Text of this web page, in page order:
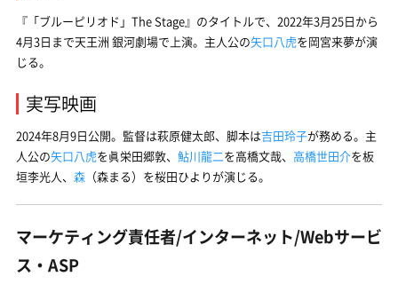
『「ブルーピリオド」The Stage』のタイトルで、2022年3月25日から
4月3日まで天王洲 銀河劇場で上演。主人公の矢口八虎を岡宮来夢が演
じる。
実写映画
2024年8月9日公開。監督は萩原健太郎、脚本は吉田玲子が務める。主
人公の矢口八虎を眞栄田郷敦、 鮎川龍二を高橋文哉、 高橋世田介を板
垣李光人、 森 （森まる）を桜田ひよりが演じる。
マーケティング責任者/インターネット/Webサービ
ス・ASP